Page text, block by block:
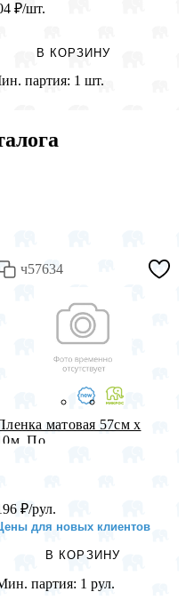
₽/шт.
В КОРЗИНУ
партия: 1 шт.
ч57634
матовая 57см х
По...
₽/рул.
для новых клиентов
В КОРЗИНУ
партия: 1 рул.